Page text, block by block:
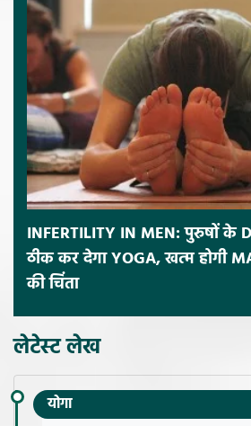
INFERTILITY IN MEN: पुरुषों के
ठीक कर देगा YOGA, खत्म होगी
की चिंता
लेटेस्ट लेख
योगा